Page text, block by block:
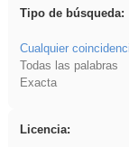
Tipo de búsqueda:
Cualquier
Todas las palabras
Exacta
Licencia: